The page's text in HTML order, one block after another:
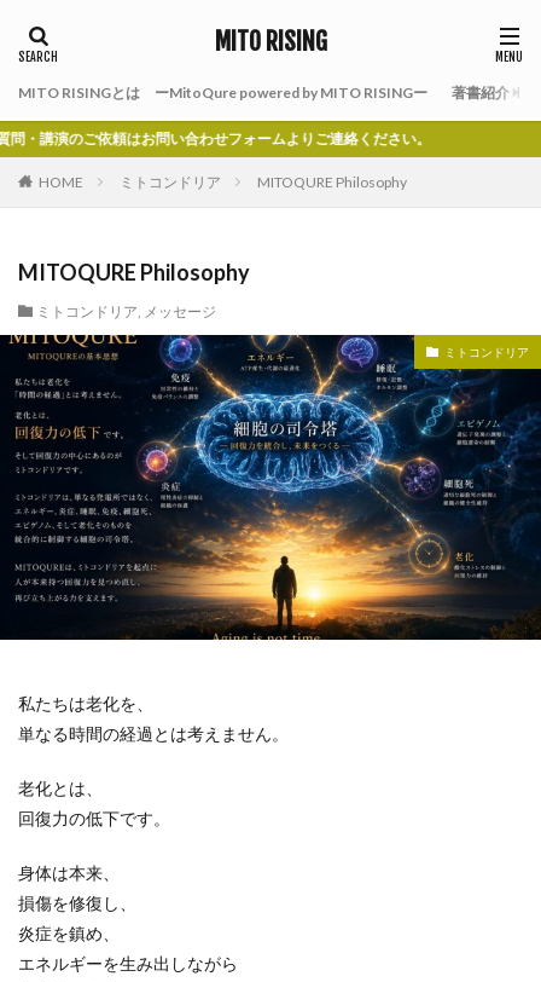
MITO RISING
MITO RISINGとは ーMitoQure powered by MITO RISINGー 著書紹介
のご依頼はお問い合わせフォームよりご連絡ください。
HOME ミトコンドリア MITOQURE Philosophy
MITOQURE Philosophy
ミトコンドリア, メッセージ
ミトコンドリア
私たちは老化を、
単なる時間の経過とは考えません。
老化とは、
回復力の低下です。
身体は本来、
損傷を修復し、
炎症を鎮め、
エネルギーを生み出しながら